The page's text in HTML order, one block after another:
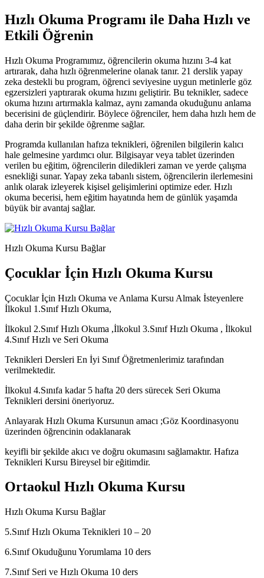
Hızlı Okuma Programı ile Daha Hızlı ve
Etkili Öğrenin
Hızlı Okuma Programımız, öğrencilerin okuma hızını 3-4 kat
artırarak, daha hızlı öğrenmelerine olanak tanır. 21 derslik yapay
zeka destekli bu program, öğrenci seviyesine uygun metinlerle göz
egzersizleri yaptırarak okuma hızını geliştirir. Bu teknikler, sadece
okuma hızını artırmakla kalmaz, aynı zamanda okuduğunu anlama
becerisini de güçlendirir. Böylece öğrenciler, hem daha hızlı hem de
daha derin bir şekilde öğrenme sağlar.
Programda kullanılan hafıza teknikleri, öğrenilen bilgilerin kalıcı
hale gelmesine yardımcı olur. Bilgisayar veya tablet üzerinden
verilen bu eğitim, öğrencilerin diledikleri zaman ve yerde çalışma
esnekliği sunar. Yapay zeka tabanlı sistem, öğrencilerin ilerlemesini
anlık olarak izleyerek kişisel gelişimlerini optimize eder. Hızlı
okuma becerisi, hem eğitim hayatında hem de günlük yaşamda
büyük bir avantaj sağlar.
Hızlı Okuma Kursu Bağlar
Çocuklar İçin Hızlı Okuma Kursu
Çocuklar İçin Hızlı Okuma ve Anlama Kursu Almak İsteyenlere
İlkokul 1.Sınıf Hızlı Okuma,
İlkokul 2.Sınıf Hızlı Okuma ,İlkokul 3.Sınıf Hızlı Okuma , İlkokul
4.Sınıf Hızlı ve Seri Okuma
Teknikleri Dersleri En İyi Sınıf Öğretmenlerimiz tarafından
verilmektedir.
İlkokul 4.Sınıfa kadar 5 hafta 20 ders sürecek Seri Okuma
Teknikleri dersini öneriyoruz.
Anlayarak Hızlı Okuma Kursunun amacı ;Göz Koordinasyonu
üzerinden öğrencinin odaklanarak
keyifli bir şekilde akıcı ve doğru okumasını sağlamaktır. Hafıza
Teknikleri Kursu Bireysel bir eğitimdir.
Ortaokul Hızlı Okuma Kursu
Hızlı Okuma Kursu Bağlar
5.Sınıf Hızlı Okuma Teknikleri 10 – 20
6.Sınıf Okuduğunu Yorumlama 10 ders
7.Sınıf Seri ve Hızlı Okuma 10 ders